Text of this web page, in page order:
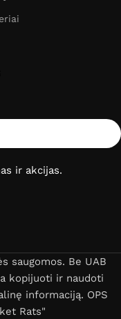
ir akcijas.
saugomos. Be UAB
kopijuoti ir naudoti
informaciją. OPS
Rats"